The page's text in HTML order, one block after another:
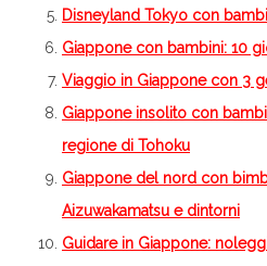
Disneyland Tokyo con
Giappone con bambini: 10
Viaggio in Giappone con 3
Giappone insolito con
regione di Tohoku
Giappone del nord con
Aizuwakamatsu e dintorni
Guidare in Giappone: